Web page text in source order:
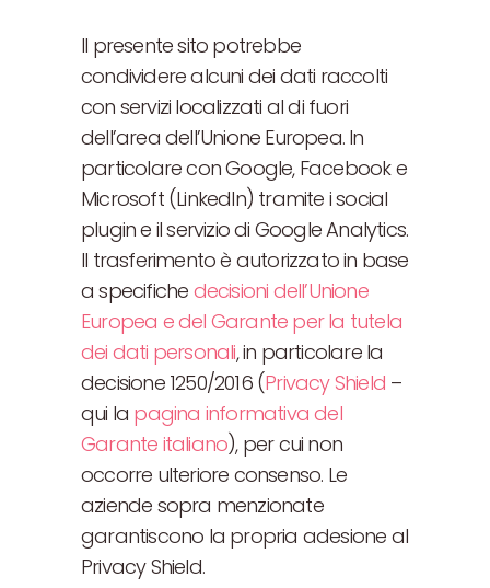
Il presente sito potrebbe
condividere alcuni dei dati raccolti
con servizi localizzati al di fuori
dell’area dell’Unione Europea. In
particolare con Google, Facebook e
Microsoft (LinkedIn) tramite i social
plugin e il servizio di Google Analytics.
Il trasferimento è autorizzato in base
a specifiche decisioni dell’Unione
Europea e del Garante per la tutela
dei dati personali, in particolare la
decisione 1250/2016 (Privacy Shield –
qui la pagina informativa del
Garante italiano), per cui non
occorre ulteriore consenso. Le
aziende sopra menzionate
garantiscono la propria adesione al
Privacy Shield.